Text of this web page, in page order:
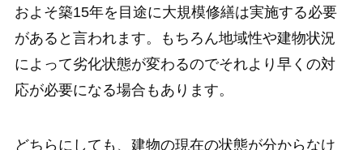
およそ築15年を目途に大規模修繕は実施する必要
があると言われます。もちろん地域性や建物状況
によって劣化状態が変わるのでそれより早くの対
応が必要になる場合もあります。
どちらにしても、建物の現在の状態が分からなけ